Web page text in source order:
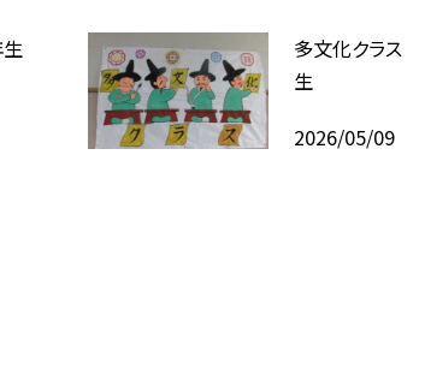
多文化クラ
生
2026/05/09